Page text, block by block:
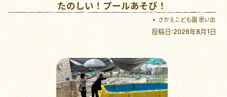
たのしい！プールあそび！
さかえこども園 思い出
投稿日:2026年8月1日